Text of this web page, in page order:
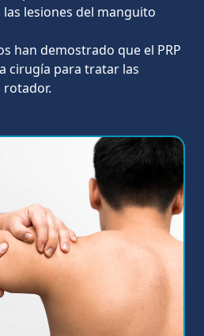
lesiones del manguito
han demostrado que el PRP
cirugía para tratar las
rotador.